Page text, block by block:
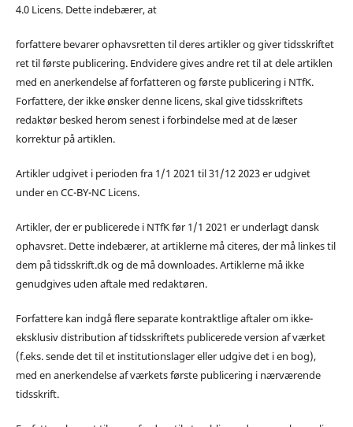
4.0 Licens. Dette indebærer, at
forfattere bevarer ophavsretten til deres artikler og giver tidsskriftet
ret til første publicering. Endvidere gives andre ret til at dele artiklen
med en anerkendelse af forfatteren og første publicering i NTfK.
Forfattere, der ikke ønsker denne licens, skal give tidsskriftets
redaktør besked herom senest i forbindelse med at de læser
korrektur på artiklen.
Artikler udgivet i perioden fra 1/1 2021 til 31/12 2023 er udgivet
under en CC-BY-NC Licens.
Artikler, der er publicerede i NTfK før 1/1 2021 er underlagt dansk
ophavsret. Dette indebærer, at artiklerne må citeres, der må linkes til
dem på tidsskrift.dk og de må downloades. Artiklerne må ikke
genudgives uden aftale med redaktøren.
Forfattere kan indgå flere separate kontraktlige aftaler om ikke-
eksklusiv distribution af tidsskriftets publicerede version af værket
(f.eks. sende det til et institutionslager eller udgive det i en bog),
med en anerkendelse af værkets første publicering i nærværende
tidsskrift.